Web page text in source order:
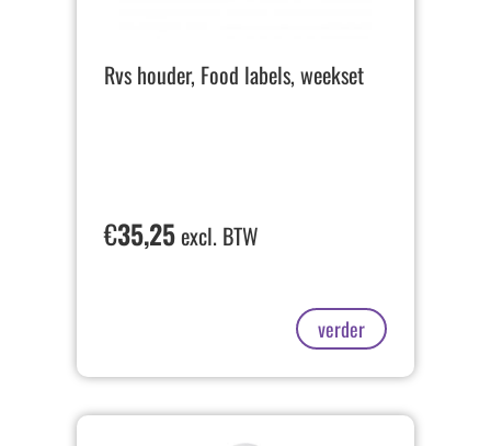
Rvs houder, Food labels, weekset
€35,25excl. BTW
verder